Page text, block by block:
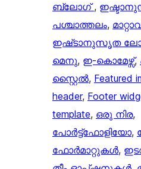
ബ്ലോഗ്,
പശ്ചാത്തലം,
ഇഷ്‌ടാനുസൃത
മെനു, ഇ-കൊമേഴ്സ്,
സ്റ്റൈൽ, Featured
header, Footer
template, ഒരു നിര
പോർട്ട്‌ഫോളിയോ,
ഫോർമാറ്റുകൾ,